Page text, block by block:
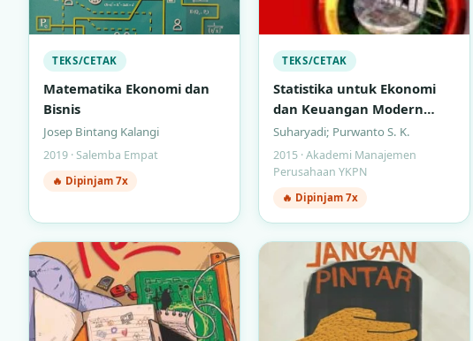
TEKS/CETAK
Matematika Ekonomi dan
Bisnis
Josep Bintang Kalangi
2019 · Salemba Empat
🔥 Dipinjam 7x
TEKS/CETAK
Statistika untuk Ekonomi
dan Keuangan Modern
(Buku 2)
Suharyadi; Purwanto S. K.
2015 · Akademi Manajemen
Perusahaan YKPN
🔥 Dipinjam 7x